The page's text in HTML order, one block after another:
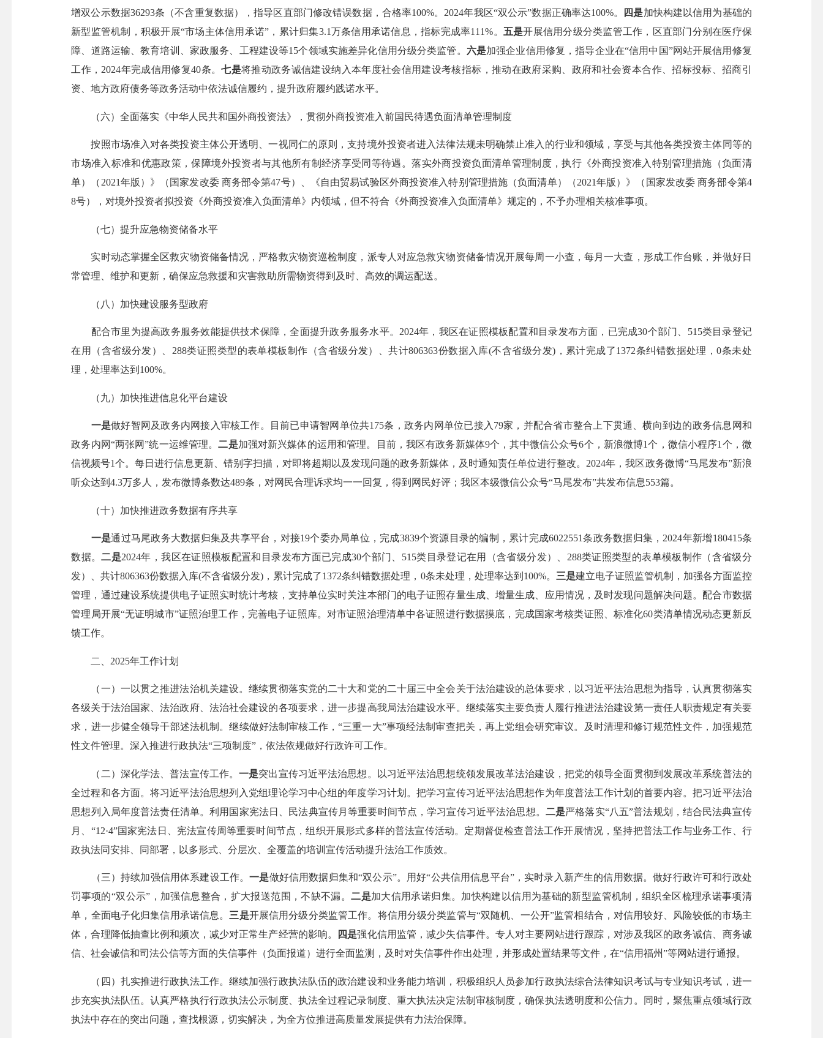
增双公示数据36293条（不含重复数据），指导区直部门修改错误数据，合格率100%。2024年我区“双公示”数据正确率达100%。
四是加快构建以信用为基础的
新型监管机制，积极开展“市场主体信用承诺”，累计归集3.1万条信用承诺信息，指标完成率111%。 五是开展信用分级分类监管工作，区直部门分别在医疗保
障、道路运输、教育培训、家政服务、工程建设等15个领域实施差异化信用分级分类监管。 六是加强企业信用修复，指导企业在“信用中国”网站开展信用修复
工作，2024年完成信用修复40条。七是将推动政务诚信建设纳入本年度社会信用建设考核指标，推动在政府采购、政府和社会资本合作、招标投标、招商引
资、地方政府债务等政务活动中依法诚信履约，提升政府履约践诺水平。
（六）全面落实《中华人民共和国外商投资法》，贯彻外商投资准入前国民待遇负面清单管理制度
按照市场准入对各类投资主体公开透明、一视同仁的原则，支持境外投资者进入法律法规未明确禁止准入的行业和领域，享受与其他各类投资主体同等的
市场准入标准和优惠政策，保障境外投资者与其他所有制经济享受同等待遇。落实外商投资负面清单管理制度，执行《外商投资准入特别管理措施（负面清
单）（2021年版）》（国家发改委 商务部令第47号）、《自由贸易试验区外商投资准入特别管理措施（负面清单）（2021年版）》（国家发改委 商务部令第4
8号），对境外投资者拟投资《外商投资准入负面清单》内领域，但不符合《外商投资准入负面清单》规定的，不予办理相关核准事项。
（七）提升应急物资储备水平
实时动态掌握全区救灾物资储备情况，严格救灾物资巡检制度，派专人对应急救灾物资储备情况开展每周一小查，每月一大查，形成工作台账，并做好日
常管理、维护和更新，确保应急救援和灾害救助所需物资得到及时、高效的调运配送。
（八）加快建设服务型政府
配合市里为提高政务服务效能提供技术保障，全面提升政务服务水平。2024年，我区在证照模板配置和目录发布方面，已完成30个部门、515类目录登记
在用（含省级分发）、288类证照类型的表单模板制作（含省级分发）、共计806363份数据入库(不含省级分发)，累计完成了1372条纠错数据处理，0条未处
理，处理率达到100%。
（九）加快推进信息化平台建设
一是做好智网及政务内网接入审核工作。目前已申请智网单位共175条，政务内网单位已接入79家，并配合省市整合上下贯通、横向到边的政务信息网和
政务内网“两张网”统一运维管理。二是加强对新兴媒体的运用和管理。目前，我区有政务新媒体9个，其中微信公众号6个，新浪微博1个，微信小程序1个，微
信视频号1个。每日进行信息更新、错别字扫描，对即将超期以及发现问题的政务新媒体，及时通知责任单位进行整改。2024年，我区政务微博“马尾发布”新浪
听众达到4.3万多人，发布微博条数达489条，对网民合理诉求均一一回复，得到网民好评；我区本级微信公众号“马尾发布”共发布信息553篇。
（十）加快推进政务数据有序共享
一是通过马尾政务大数据归集及共享平台，对接19个委办局单位，完成3839个资源目录的编制，累计完成6022551条政务数据归集，2024年新增180415条
数据。二是2024年，我区在证照模板配置和目录发布方面已完成30个部门、515类目录登记在用（含省级分发）、288类证照类型的表单模板制作（含省级分
发）、共计806363份数据入库(不含省级分发)，累计完成了1372条纠错数据处理，0条未处理，处理率达到100%。 三是建立电子证照监管机制，加强各方面监控
管理，通过建设系统提供电子证照实时统计考核，支持单位实时关注本部门的电子证照存量生成、增量生成、应用情况，及时发现问题解决问题。配合市数据
管理局开展“无证明城市”证照治理工作，完善电子证照库。对市证照治理清单中各证照进行数据摸底，完成国家考核类证照、标准化60类清单情况动态更新反
馈工作。
二、2025年工作计划
（一）一以贯之推进法治机关建设。继续贯彻落实党的二十大和党的二十届三中全会关于法治建设的总体要求，以习近平法治思想为指导，认真贯彻落实
各级关于法治国家、法治政府、法治社会建设的各项要求，进一步提高我局法治建设水平。继续落实主要负责人履行推进法治建设第一责任人职责规定有关要
求，进一步健全领导干部述法机制。继续做好法制审核工作，“三重一大”事项经法制审查把关，再上党组会研究审议。及时清理和修订规范性文件，加强规范
性文件管理。深入推进行政执法“三项制度”，依法依规做好行政许可工作。
（二）深化学法、普法宣传工作。一是突出宣传习近平法治思想。以习近平法治思想统领发展改革法治建设，把党的领导全面贯彻到发展改革系统普法的
全过程和各方面。将习近平法治思想列入党组理论学习中心组的年度学习计划。把学习宣传习近平法治思想作为年度普法工作计划的首要内容。把习近平法治
思想列入局年度普法责任清单。利用国家宪法日、民法典宣传月等重要时间节点，学习宣传习近平法治思想。 二是严格落实“八五”普法规划，结合民法典宣传
月、“12·4”国家宪法日、宪法宣传周等重要时间节点，组织开展形式多样的普法宣传活动。定期督促检查普法工作开展情况，坚持把普法工作与业务工作、行
政执法同安排、同部署，以多形式、分层次、全覆盖的培训宣传活动提升法治工作质效。
（三）持续加强信用体系建设工作。一是做好信用数据归集和“双公示”。用好“公共信用信息平台”，实时录入新产生的信用数据。做好行政许可和行政处
罚事项的“双公示”，加强信息整合，扩大报送范围，不缺不漏。二是加大信用承诺归集。加快构建以信用为基础的新型监管机制，组织全区梳理承诺事项清
单，全面电子化归集信用承诺信息。三是开展信用分级分类监管工作。将信用分级分类监管与“双随机、一公开”监管相结合，对信用较好、风险较低的市场主
体，合理降低抽查比例和频次，减少对正常生产经营的影响。
四是强化信用监管，减少失信事件。专人对主要网站进行跟踪，对涉及我区的政务诚信、商务诚
信、社会诚信和司法公信等方面的失信事件（负面报道）进行全面监测，及时对失信事件作出处理，并形成处置结果等文件，在“信用福州”等网站进行通报。
（四）扎实推进行政执法工作。继续加强行政执法队伍的政治建设和业务能力培训，积极组织人员参加行政执法综合法律知识考试与专业知识考试，进一
步充实执法队伍。认真严格执行行政执法公示制度、执法全过程记录制度、重大执法决定法制审核制度，确保执法透明度和公信力。同时，聚焦重点领域行政
执法中存在的突出问题，查找根源，切实解决，为全方位推进高质量发展提供有力法治保障。